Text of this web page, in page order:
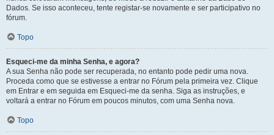
Dados. Se isso aconteceu, tente registar-se novamente e ser participativo no
fórum.
Topo
Esqueci-me da minha Senha, e agora?
A sua Senha não pode ser recuperada, no entanto pode pedir uma nova.
Proceda como que se estivesse a entrar no Fórum pela primeira vez. Clique
em Entrar e em seguida em Esqueci-me da senha. Siga as instruções, e
voltará a entrar no Fórum em poucos minutos, com uma Senha nova.
Topo